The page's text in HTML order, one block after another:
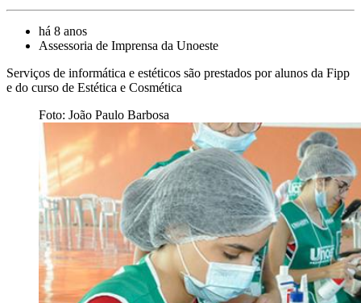
há 8 anos
Assessoria de Imprensa da Unoeste
Serviços de informática e estéticos são prestados por alunos da Fipp
e do curso de Estética e Cosmética
Foto: João Paulo Barbosa